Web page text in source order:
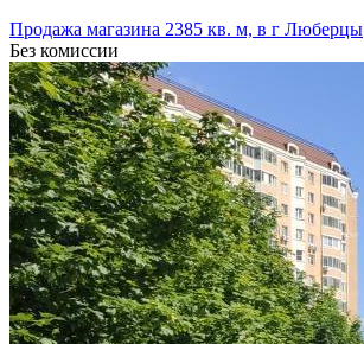
Продажа магазина 2385 кв. м, в г Люберцы
Без комиссии